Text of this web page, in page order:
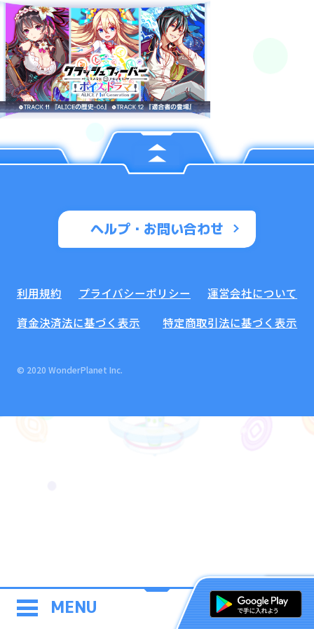
MENU
ヘルプ・お問い合わせ
利用規約 プライバシーポリシー
運営会社について
資金決済法に基づく表示
特定商取引法に基づく表示
© 2020 WonderPlanet Inc.